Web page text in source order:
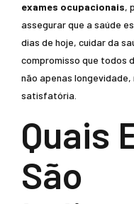
exames ocupacionais,
assegurar que a saúde
dias de hoje, cuidar da
compromisso que todos
não apenas
satisfatória.
Quais
São